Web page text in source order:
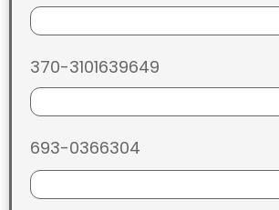
370-3101639649
693-0366304